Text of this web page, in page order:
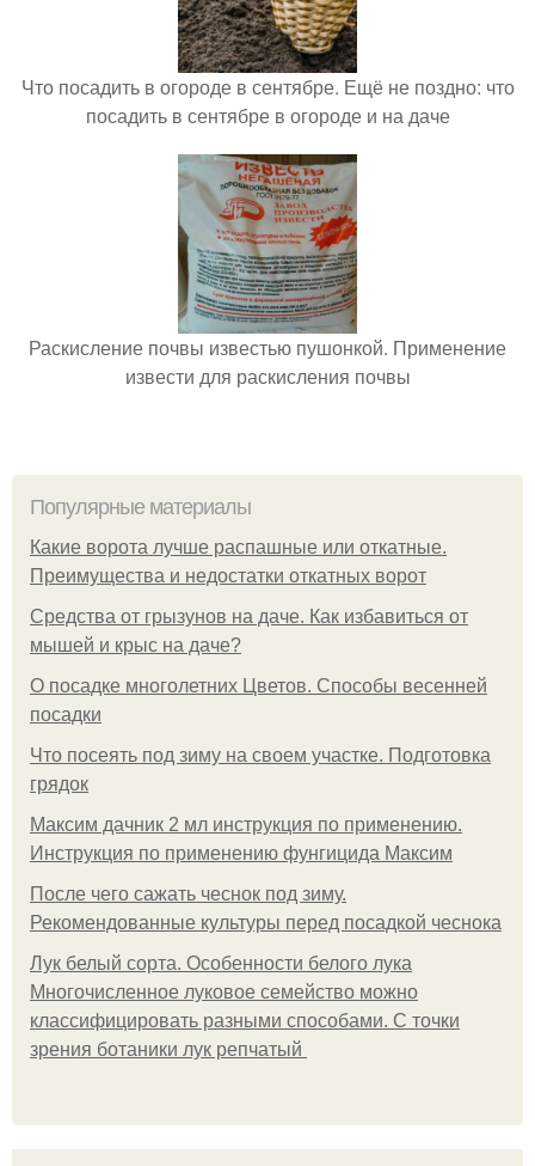
Что посадить в огороде в сентябре. Ещё не поздно: что
посадить в сентябре в огороде и на даче
Раскисление почвы известью пушонкой. Применение
извести для раскисления почвы
Популярные материалы
Какие ворота лучше распашные или откатные.
Преимущества и недостатки откатных ворот
Средства от грызунов на даче. Как избавиться от
мышей и крыс на даче?
О посадке многолетних Цветов. Способы весенней
посадки
Что посеять под зиму на своем участке. Подготовка
грядок
Максим дачник 2 мл инструкция по применению.
Инструкция по применению фунгицида Максим
После чего сажать чеснок под зиму.
Рекомендованные культуры перед посадкой чеснока
Лук белый сорта. Особенности белого лука
Многочисленное луковое семейство можно
классифицировать разными способами. С точки
зрения ботаники лук репчатый